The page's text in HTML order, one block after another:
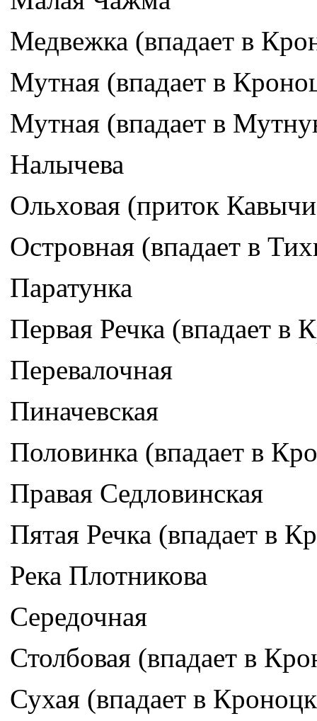
Медвежка (впадает в
Мутная (впадает в
Мутная (впадает в
Налычева
Ольховая (приток
Островная (впадает в
Паратунка
Первая Речка (впадает в
Перевалочная
Пиначевская
Половинка (впадает в
Правая Седловинская
Пятая Речка (впадает в
Река Плотникова
Середочная
Столбовая (впадает в
Сухая (впадает в